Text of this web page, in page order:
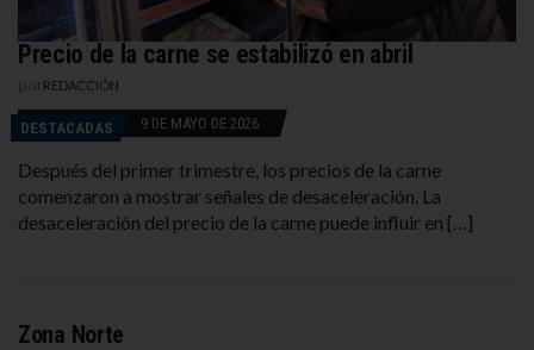
Precio de la carne se estabilizó en abril
REDACCIÓN
DESTACADAS 9 DE MAYO DE 2026
Después del primer trimestre, los precios de la carne
comenzaron a mostrar señales de desaceleración. La
desaceleración del precio de la carne puede influir en […]
Zona Norte